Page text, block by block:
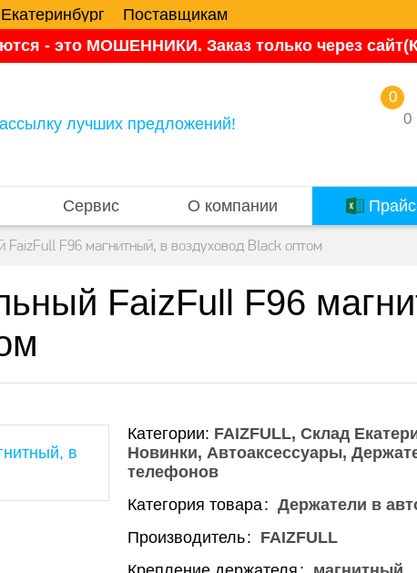
Поставщикам
- это МОШЕННИКИ. Заказ только через
лучших предложений! 0
0
Сервис О компании
F96 магнитный, в воздуховод Black оптом
FaizFull F96
Категории: FAIZFULL Склад
Новинки Автоаксессуары
телефонов
Категория товара Держатели в
Производитель
FAIZFULL